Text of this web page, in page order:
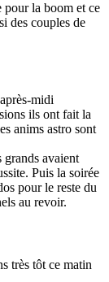
pour la boom et ce
des couples de
midi
ils ont fait la
anims astro sont
grands avaient
Puis la soirée
pour le reste du
au revoir.
très tôt ce matin